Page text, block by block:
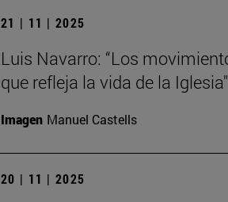
21 | 11 | 2025
Luis Navarro: “Los
que refleja la vida de la Iglesia"
Imagen Manuel Castells
20 | 11 | 2025